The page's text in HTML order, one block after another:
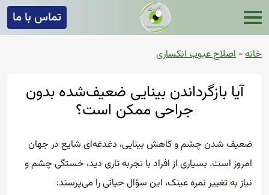
تماس با ما
خانه- اصلاح عیوب انکساری
آیا بازگرداندن بینایی ضعیف‌شده بدون
جراحی ممکن است؟
ضعیف شدن چشم و کاهش بینایی، دغدغه‌ای شایع در جهان
امروز است. بسیاری از افراد با تجربه تاری دید، خستگی چشم و
نیاز به تغییر نمره عینک، این سؤال حیاتی را می‌پرسند: